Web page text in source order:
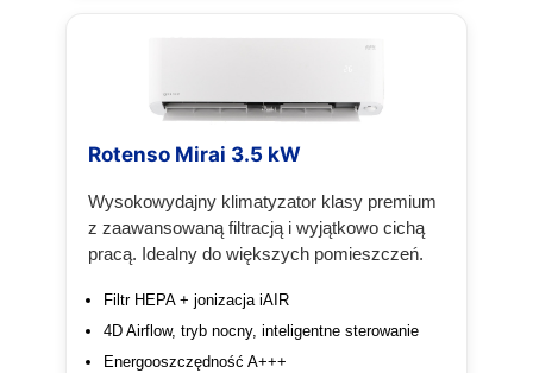
Rotenso Mirai 3.5 kW
Wysokowydajny klimatyzator klasy premium
z zaawansowaną filtracją i wyjątkowo cichą
pracą. Idealny do większych pomieszczeń.
Filtr HEPA + jonizacja iAIR
4D Airflow, tryb nocny, inteligentne sterowanie
Energooszczędność A+++